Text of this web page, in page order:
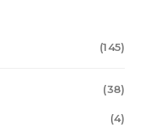
(145)
(38)
(4)